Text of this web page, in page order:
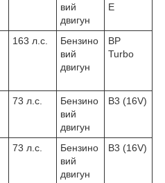
вий
двигун
E
163 л.с.
Бензино
вий
двигун
BP
Turbo
73 л.с.
Бензино
вий
двигун
B3 (16V)
73 л.с.
Бензино
вий
двигун
B3 (16V)